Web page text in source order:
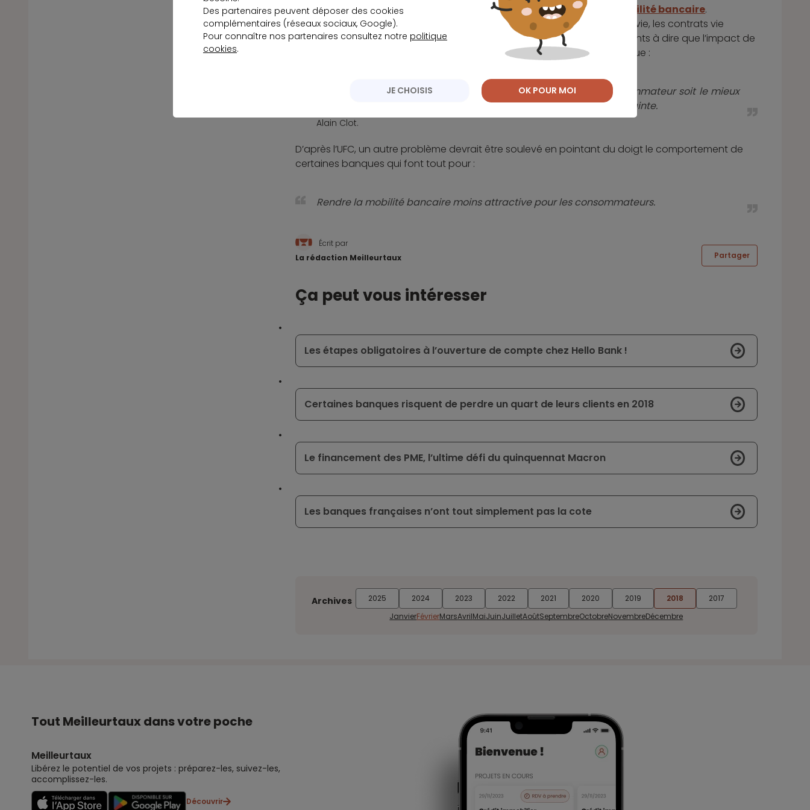
Il faut se rappeler que la Loi Macron est conçue pour promouvoir la mobilité bancaire.
Seulement, elle ne concerne que les comptes courants. Les assurances-vie, les contrats vie
réglementés ou les PEA sont exclus de la liste. C’est ce qui ramène les clients à dire que l’impact de
ce dispositif devrait être étendu davantage. D’ailleurs Alain Clot pense que :
Tout ce qui favorise la fluidité est bon. L’objectif est que le consommateur soit le mieux
servi possible, car il ne peut plus aujourd’hui être tenu par la contrainte.
Alain Clot.
D’après l’UFC, un autre problème devrait être soulevé en pointant du doigt le comportement de
certaines banques qui font tout pour :
Rendre la mobilité bancaire moins attractive pour les consommateurs.
Écrit par
La rédaction Meilleurtaux
Partager
Ça peut vous intéresser
Les étapes obligatoires à l’ouverture de compte chez Hello Bank !
Certaines banques risquent de perdre un quart de leurs clients en 2018
Le financement des PME, l’ultime défi du quinquennat Macron
Les banques françaises n’ont tout simplement pas la cote
Archives 2025 2024 2023 2022 2021 2020 2019 2018
2017
JanvierFévrierMarsAvrilMaiJuinJuilletAoûtSeptembreOctobreNovembreDécembre
Tout Meilleurtaux dans votre poche
Meilleurtaux
Libérez le potentiel de vos projets : préparez-les, suivez-les,
accomplissez-les.
Découvrir
Des partenaires peuvent déposer des cookies
complémentaires (réseaux sociaux, Google).
Pour connaître nos partenaires consultez notre politique
cookies.
JE CHOISIS OK POUR MOI